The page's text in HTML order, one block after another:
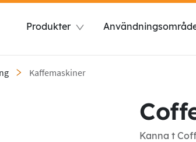
Produkter
Kaffemaskiner
Kanna t